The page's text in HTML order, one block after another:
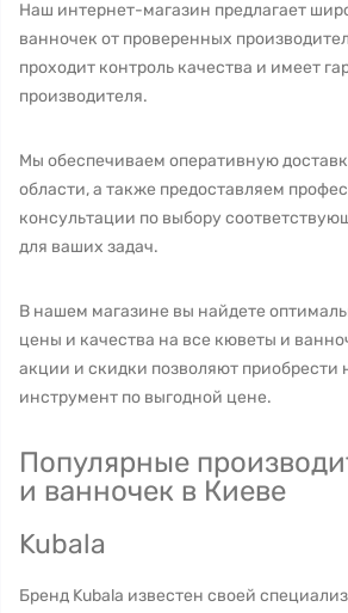
Наш интернет-магазин предлагает
ванночек от проверенных
проходит контроль качества и имеет
производителя.
Мы обеспечиваем оперативную
области, а также предоставляем
консультации по выбору
для ваших задач.
В нашем магазине вы найдете
цены и качества на все кюветы и
акции и скидки позволяют приобрести
инструмент по выгодной цене.
Популярные
и ванночек в Киеве
Kubala
Бренд Kubala известен своей